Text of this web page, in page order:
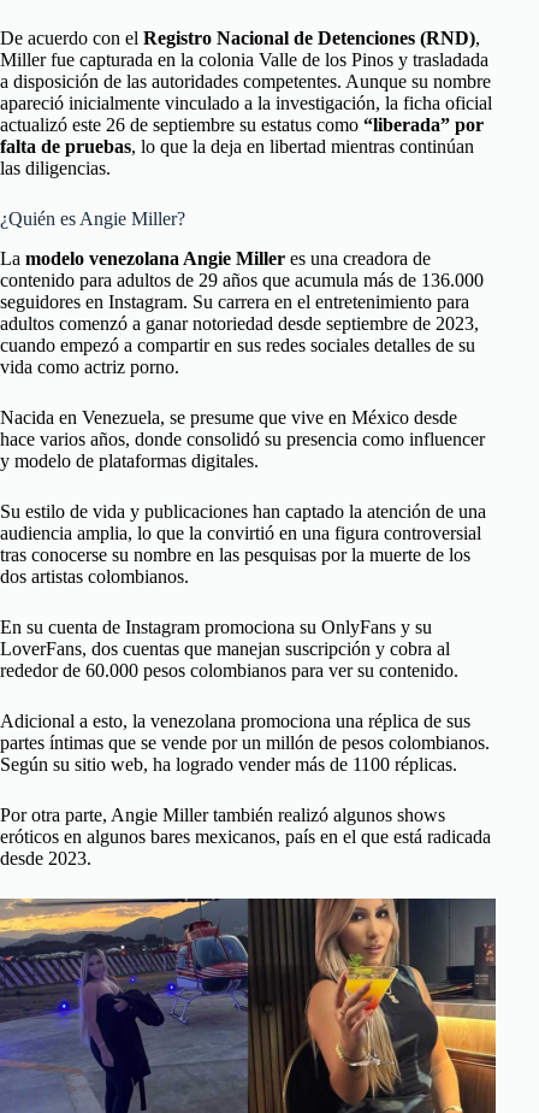
De acuerdo con el Registro Nacional de Detenciones (RND),
Miller fue capturada en la colonia Valle de los Pinos y trasladada
a disposición de las autoridades competentes. Aunque su nombre
apareció inicialmente vinculado a la investigación, la ficha oficial
actualizó este 26 de septiembre su estatus como “liberada” por
falta de pruebas, lo que la deja en libertad mientras continúan
las diligencias.
¿Quién es Angie Miller?
La modelo venezolana Angie Miller es una creadora de
contenido para adultos de 29 años que acumula más de 136.000
seguidores en Instagram. Su carrera en el entretenimiento para
adultos comenzó a ganar notoriedad desde septiembre de 2023,
cuando empezó a compartir en sus redes sociales detalles de su
vida como actriz porno.
Nacida en Venezuela, se presume que vive en México desde
hace varios años, donde consolidó su presencia como influencer
y modelo de plataformas digitales.
Su estilo de vida y publicaciones han captado la atención de una
audiencia amplia, lo que la convirtió en una figura controversial
tras conocerse su nombre en las pesquisas por la muerte de los
dos artistas colombianos.
En su cuenta de Instagram promociona su OnlyFans y su
LoverFans, dos cuentas que manejan suscripción y cobra al
rededor de 60.000 pesos colombianos para ver su contenido.
Adicional a esto, la venezolana promociona una réplica de sus
partes íntimas que se vende por un millón de pesos colombianos.
Según su sitio web, ha logrado vender más de 1100 réplicas.
Por otra parte, Angie Miller también realizó algunos shows
eróticos en algunos bares mexicanos, país en el que está radicada
desde 2023.